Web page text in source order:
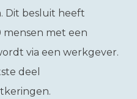
Dit besluit heeft
mensen met een
via een werkgever.
deel